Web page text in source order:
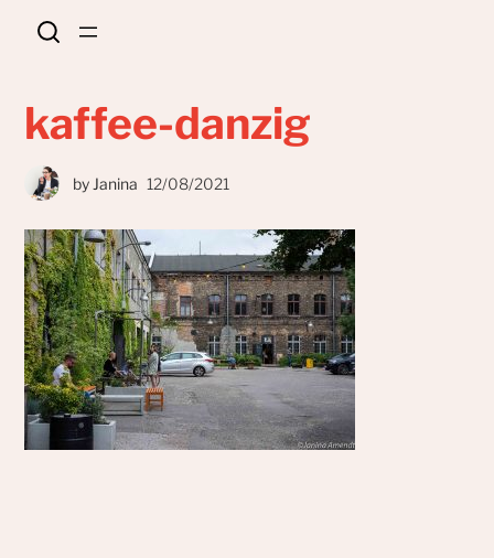
kaffee-danzig
by Janina 12/08/2021